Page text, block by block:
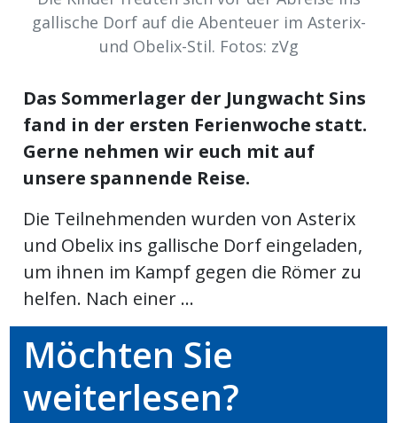
Auw
Auw:
offizielle
Mitteilungen
gallische Dorf auf die Abenteuer im Asterix-
und Obelix-Stil. Fotos: zVg
Das Sommerlager der Jungwacht Sins
fand in der ersten Ferienwoche statt.
Gerne nehmen wir euch mit auf
unsere spannende Reise.
Die Teilnehmenden wurden von Asterix
und Obelix ins gallische Dorf eingeladen,
um ihnen im Kampf gegen die Römer zu
helfen. Nach einer ...
Möchten Sie
weiterlesen?